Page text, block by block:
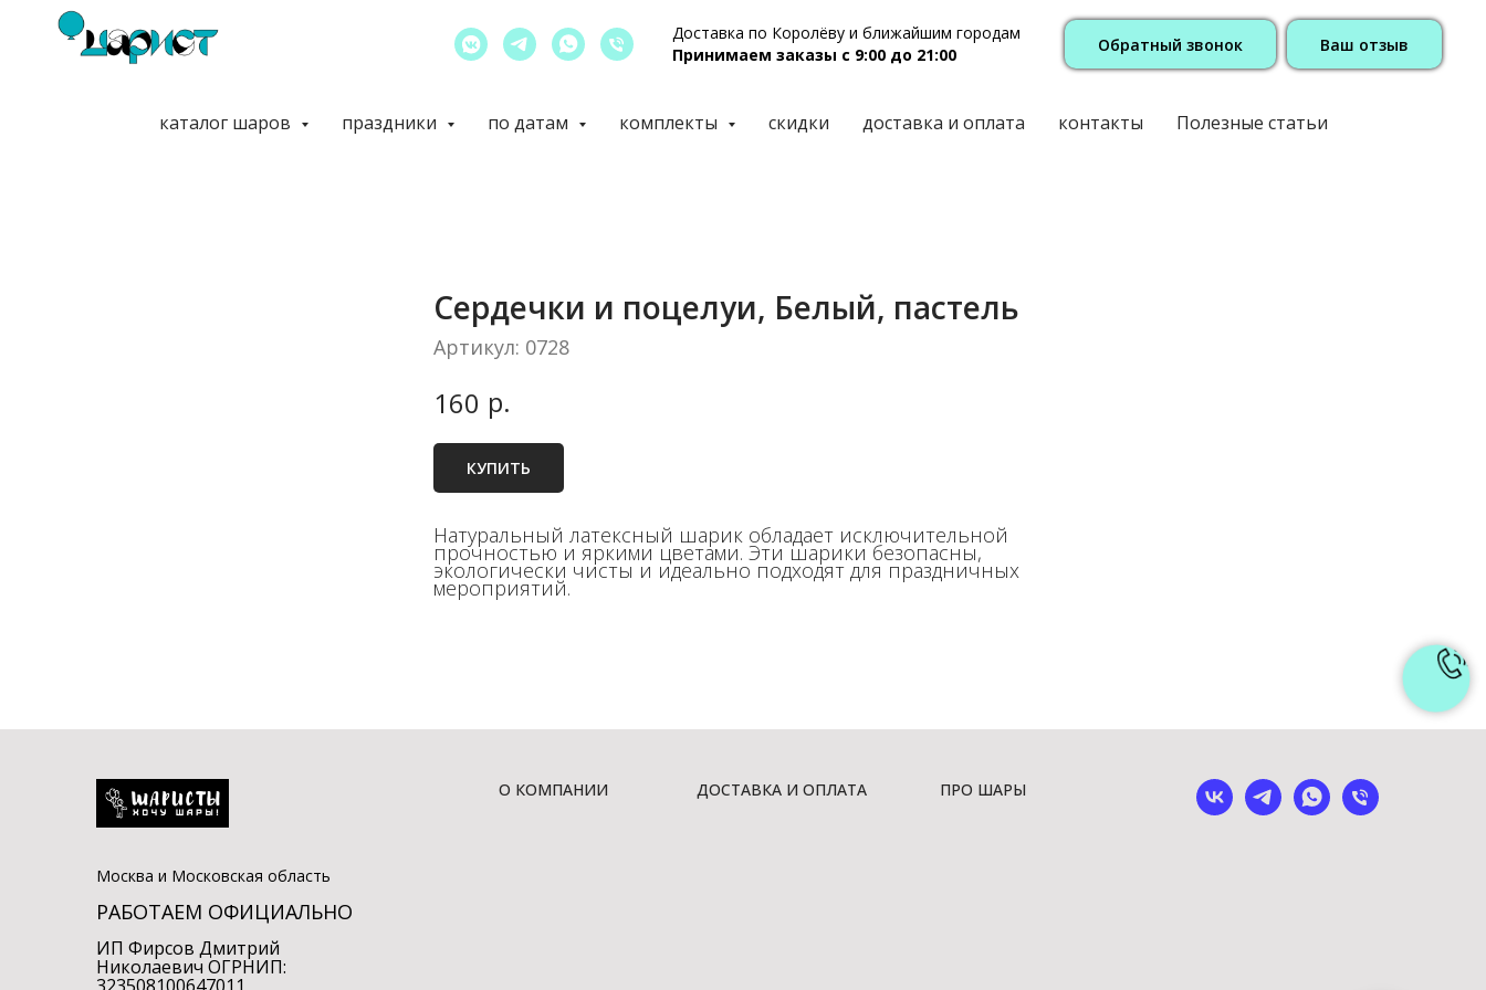
Доставка по Королёву и ближайшим городам
Принимаем заказы с 9:00 до 21:00
Обратный звонок Ваш отзыв
каталог шаров праздники по датам комплекты скидки доставка и оплата контакты Полезные статьи
Сердечки и поцелуи, Белый, пастель
Артикул: 0728
160 р.
КУПИТЬ
Натуральный латексный шарик обладает исключительной
прочностью и яркими цветами. Эти шарики безопасны,
экологически чисты и идеально подходят для праздничных
мероприятий.
Москва и Московская область
РАБОТАЕМ ОФИЦИАЛЬНО
ИП Фирсов Дмитрий
Николаевич ОГРНИП:
323508100647011
О КОМПАНИИ ДОСТАВКА И ОПЛАТА ПРО ШАРЫ